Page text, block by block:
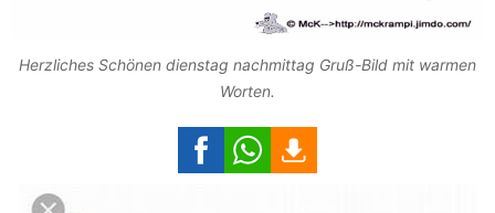
Herzliches Schönen dienstag nachmittag Gruß-Bild mit warmen
Worten.